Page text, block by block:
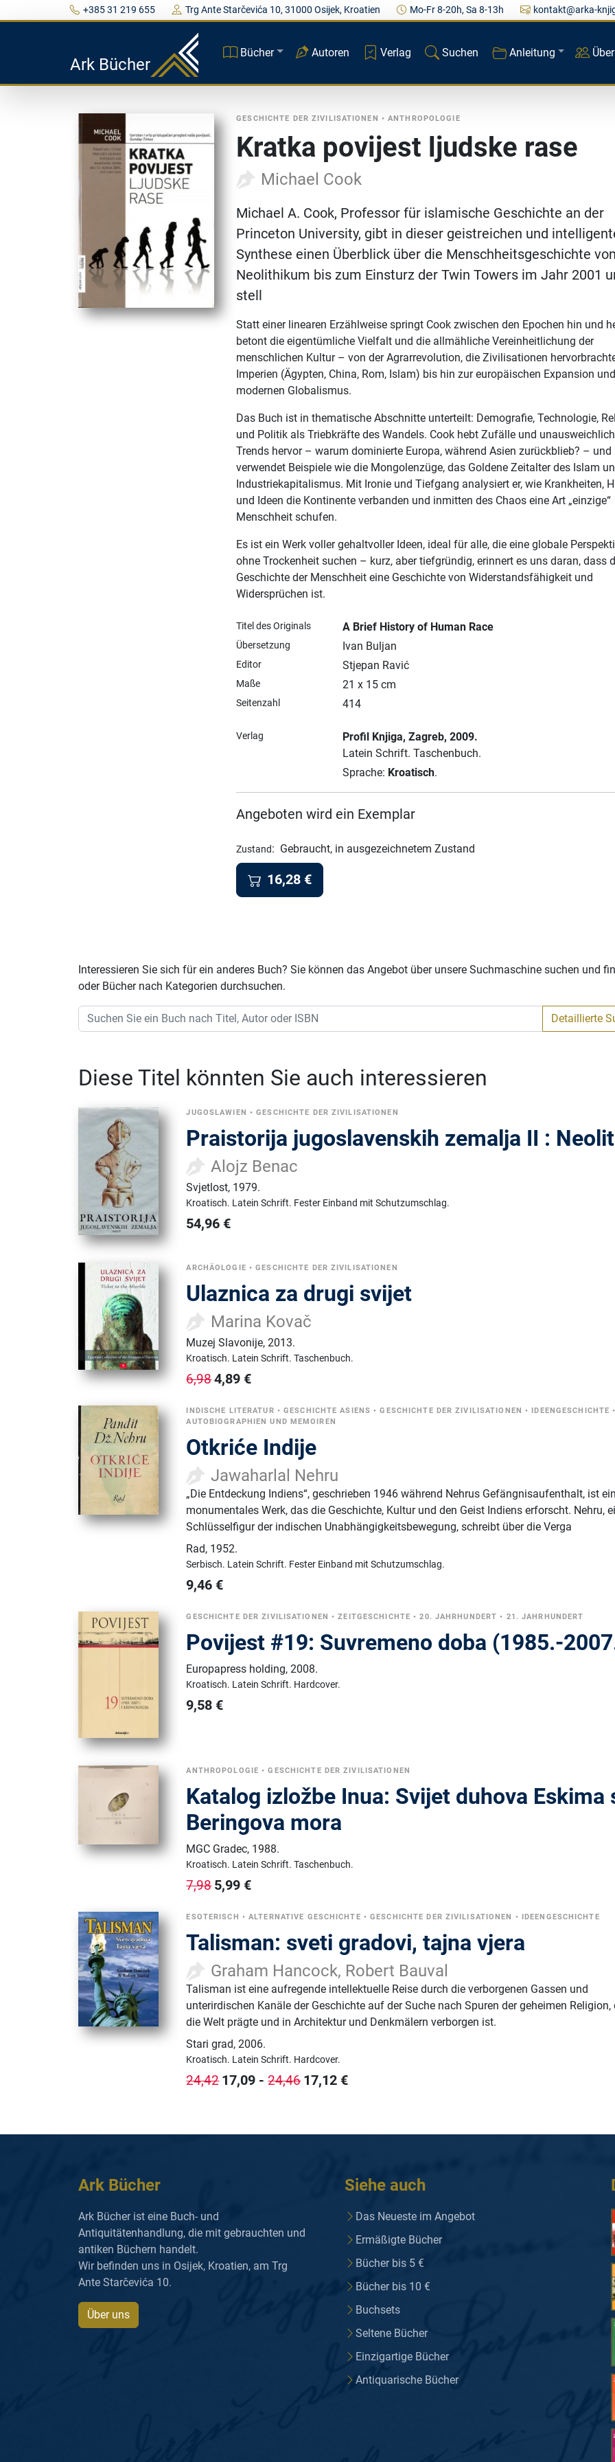
+385 31 219 655 Trg Ante Starčevića 10, 31000 Osijek, Kroatien Mo-Fr 8-20h, Sa 8-13h kontakt@arka-
Ark Bücher
Bücher Autoren Verlag Suchen Anleitung
GESCHICHTE DER ZIVILISATIONEN •ANTHROPOLOGIE
Kratka povijest ljudske rase
Michael Cook
Michael A. Cook, Professor für islamische Geschichte an der
Princeton University, gibt in dieser geistreichen und
Synthese einen Überblick über die Menschheitsgeschichte
Neolithikum bis zum Einsturz der Twin Towers im Jahr 2001
stell
Statt einer linearen Erzählweise springt Cook zwischen den Epochen hin und
betont die eigentümliche Vielfalt und die allmähliche Vereinheitlichung der
menschlichen Kultur – von der Agrarrevolution, die Zivilisationen
Imperien (Ägypten, China, Rom, Islam) bis hin zur europäischen Expansion
modernen Globalismus.
Das Buch ist in thematische Abschnitte unterteilt: Demografie, Technologie,
und Politik als Triebkräfte des Wandels. Cook hebt Zufälle und
Trends hervor – warum dominierte Europa, während Asien zurückblieb? – und
verwendet Beispiele wie die Mongolenzüge, das Goldene Zeitalter des Islam
Industriekapitalismus. Mit Ironie und Tiefgang analysiert er, wie Krankheiten,
und Ideen die Kontinente verbanden und inmitten des Chaos eine Art „einzige“
Menschheit schufen.
Es ist ein Werk voller gehaltvoller Ideen, ideal für alle, die eine globale
ohne Trockenheit suchen – kurz, aber tiefgründig, erinnert es uns daran, dass
Geschichte der Menschheit eine Geschichte von Widerstandsfähigkeit und
Widersprüchen ist.
Titel des Originals A Brief History of Human Race
Übersetzung Ivan Buljan
Editor Stjepan Ravić
Maße 21 x 15 cm
Seitenzahl 414
Verlag Profil Knjiga, Zagreb, 2009.
Latein Schrift. Taschenbuch.
Sprache: Kroatisch.
Angeboten wird ein Exemplar
Zustand: Gebraucht, in ausgezeichnetem Zustand
16,28 €
Interessieren Sie sich für ein anderes Buch? Sie können das Angebot über unsere Suchmaschine suchen und
oder Bücher nach Kategorien durchsuchen.
Detaillierte
Diese Titel könnten Sie auch interessieren
JUGOSLAWIEN •GESCHICHTE DER ZIVILISATIONEN
Praistorija jugoslavenskih zemalja II : Neolit
Alojz Benac
Svjetlost, 1979.
Kroatisch. Latein Schrift. Fester Einband mit Schutzumschlag.
54,96 €
ARCHÄOLOGIE •GESCHICHTE DER ZIVILISATIONEN
Ulaznica za drugi svijet
Marina Kovač
Muzej Slavonije,2013.
Kroatisch. Latein Schrift.Taschenbuch.
6,984,89 €
INDISCHE LITERATUR •GESCHICHTE ASIENS •GESCHICHTE DER ZIVILISATIONEN • IDEENGESCHICHTE
AUTOBIOGRAPHIEN UND MEMOIREN
Otkriće Indije
Jawaharlal Nehru
„Die Entdeckung Indiens“, geschrieben 1946 während Nehrus Gefängnisaufenthalt, ist
monumentales Werk, das die Geschichte, Kultur und den Geist Indiens erforscht. Nehru,
Schlüsselfigur der indischen Unabhängigkeitsbewegung, schreibt über die Verga
Rad, 1952.
Serbisch. Latein Schrift. Fester Einband mit Schutzumschlag.
9,46 €
GESCHICHTE DER ZIVILISATIONEN •ZEITGESCHICHTE •20. JAHRHUNDERT • 21. JAHRHUNDERT
Povijest #19: Suvremeno doba (1985.-
Europapress holding,2008.
Kroatisch. Latein Schrift. Hardcover.
9,58 €
ANTHROPOLOGIE •GESCHICHTE DER ZIVILISATIONEN
Katalog izložbe Inua: Svijet duhova Eskima
Beringova mora
MGC Gradec, 1988.
Kroatisch. Latein Schrift.Taschenbuch.
7,985,99 €
ESOTERISCH •ALTERNATIVE GESCHICHTE •GESCHICHTE DER ZIVILISATIONEN • IDEENGESCHICHTE
Talisman: sveti gradovi, tajna vjera
Graham Hancock, Robert Bauval
Talisman ist eine aufregende intellektuelle Reise durch die verborgenen Gassen und
unterirdischen Kanäle der Geschichte auf der Suche nach Spuren der geheimen Religion,
die Welt prägte und in Architektur und Denkmälern verborgen ist.
Stari grad,2006.
Kroatisch. Latein Schrift. Hardcover.
24,4217,09 -24,4617,12 €
Ark Bücher
Ark Bücher ist eine Buch- und
Antiquitätenhandlung, die mit gebrauchten und
antiken Büchern handelt.
Wir befinden uns in Osijek, Kroatien, am Trg
Ante Starčevića 10.
Über uns
Siehe auch
Das Neueste im Angebot
Ermäßigte Bücher
Bücher bis 5 €
Bücher bis 10 €
Buchsets
Seltene Bücher
Einzigartige Bücher
Antiquarische Bücher